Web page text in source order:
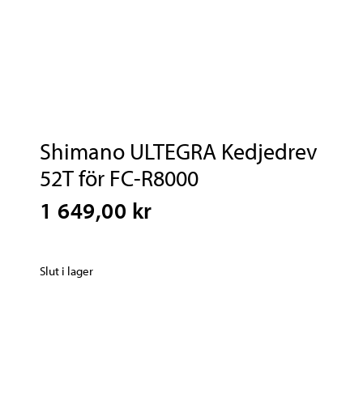
Shimano ULTEGRA Kedjedrev
52T för FC-R8000
1 649,00 kr
Slut i lager